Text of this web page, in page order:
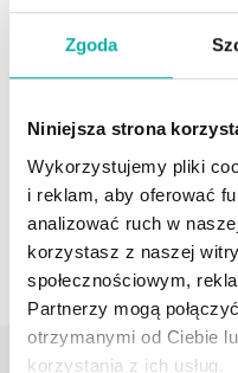
Zgoda
Niniejsza strona
Wykorzystujemy pliki
i reklam, aby oferować
analizować ruch w
korzystasz z naszej
społecznościowym,
Partnerzy mogą
otrzymanymi od Ciebie
korzystania z ich usług.
Dodatkowe informacje